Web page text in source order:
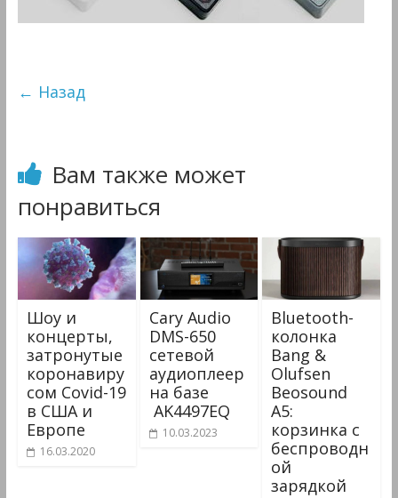
Мультимедиа
← Назад
Вам также может
понравиться
Шоу и
концерты,
затронутые
коронавиру
сом Covid-19
в США и
Европе
16.03.2020
Cary Audio
DMS-650
cетевой
аудиоплеер
на базе
AK4497EQ
10.03.2023
Bluetooth-
колонка
Bang &
Olufsen
Beosound
A5:
корзинка с
беспроводн
ой
зарядкой